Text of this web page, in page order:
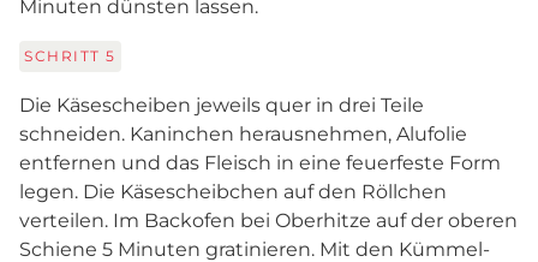
Minuten dünsten lassen.
SCHRITT 5
Die Käsescheiben jeweils quer in drei Teile
schneiden. Kaninchen herausnehmen, Alufolie
entfernen und das Fleisch in eine feuerfeste Form
legen. Die Käsescheibchen auf den Röllchen
verteilen. Im Backofen bei Oberhitze auf der oberen
Schiene 5 Minuten gratinieren. Mit den Kümmel-